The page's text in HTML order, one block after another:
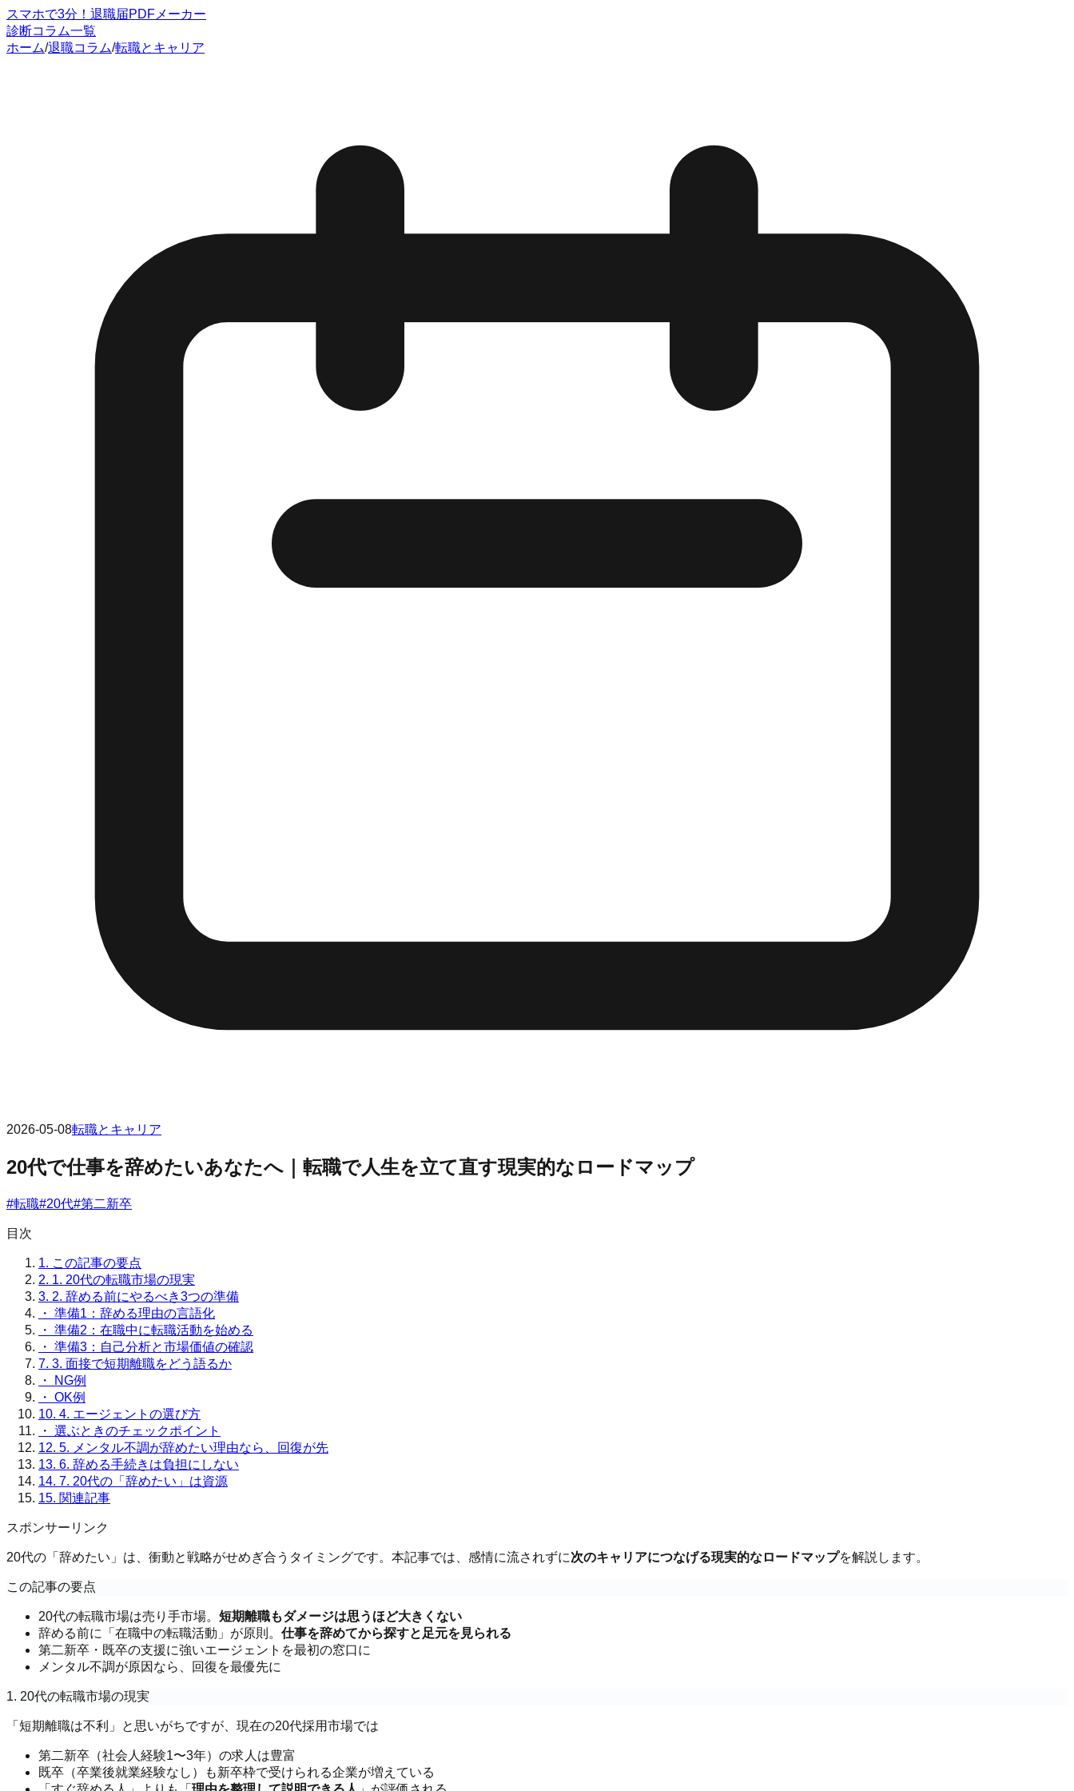
スマホで3分！退職届PDFメーカー
診断コラム一覧
ホーム/退職コラム/転職とキャリア
2026-05-08転職とキャリア
20代で仕事を辞めたいあなたへ｜転職で人生を立て直す現実的なロードマップ
#転職#20代#第二新卒
目次
1. この記事の要点
2. 1. 20代の転職市場の現実
3. 2. 辞める前にやるべき3つの準備
・ 準備1：辞める理由の言語化
・ 準備2：在職中に転職活動を始める
・ 準備3：自己分析と市場価値の確認
7. 3. 面接で短期離職をどう語るか
・
NG例
・ OK例
10. 4. エージェントの選び方
・ 選ぶときのチェックポイント
12. 5. メンタル不調が辞めたい理由なら、回復が先
13. 6. 辞める手続きは負担にしない
14. 7. 20代の「辞めたい」は資源
15. 関連記事
スポンサーリンク
20代の「辞めたい」は、衝動と戦略がせめぎ合うタイミングです。本記事では、感情に流されずに次のキャリアにつなげる現実的なロードマップを解説します。
この記事の要点
20代の転職市場は売り手市場。 短期離職もダメージは思うほど大きくない
辞める前に「在職中の転職活動」が原則。 仕事を辞めてから探すと足元を見られる
第二新卒・既卒の支援に強いエージェントを最初の窓口に
メンタル不調が原因なら、回復を最優先に
1. 20代の転職市場の現実
「短期離職は不利」と思いがちですが、現在の20代採用市場では
第二新卒（社会人経験1〜3年）の求人は豊富
既卒（卒業後就業経験なし）も新卒枠で受けられる企業が増えている